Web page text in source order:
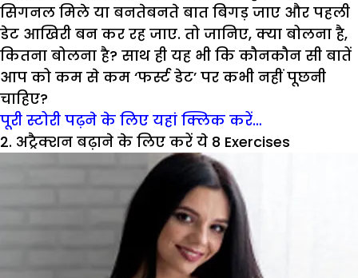
सिगनल मिले या बनतेबनते बात बिगड़ जाए और पहली
डेट आखिरी बन कर रह जाए. तो जानिए, क्या बोलना है,
कितना बोलना है? साथ ही यह भी कि कौनकौन सी बातें
आप को कम से कम ‘फर्स्ट डेट’ पर कभी नहीं पूछनी
चाहिए?
पूरी स्टोरी पढ़ने के लिए यहां क्लिक करें…
2. अट्रैक्शन बढ़ाने के लिए करें ये 8 Exercises